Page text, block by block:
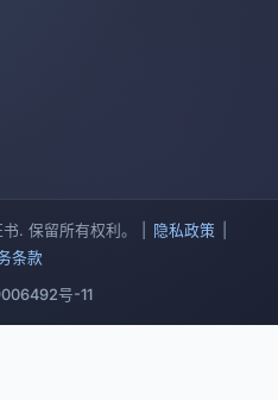
. 保留所有权利。 | 隐私政策
条款
号-11